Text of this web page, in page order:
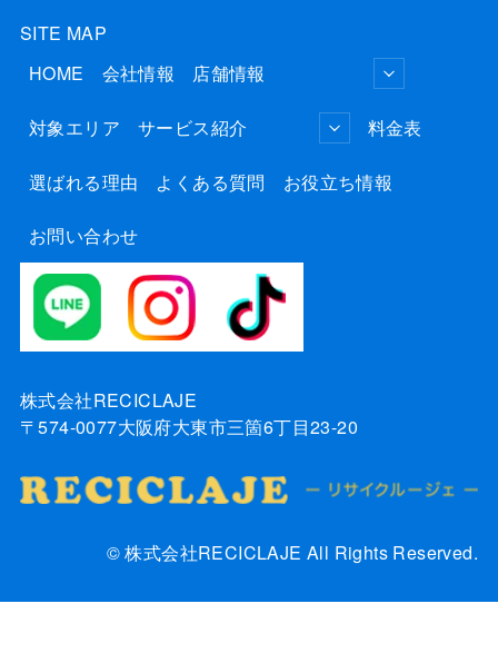
SITE MAP
HOME
会社情報 店舗情報
対象エリア サービス紹介 料金表
選ばれる理由 よくある質問 お役立ち情報
お問い合わせ
株式会社RECICLAJE
〒574-0077大阪府大東市三箇6丁目23-20
© 株式会社RECICLAJE All Rights Reserved.